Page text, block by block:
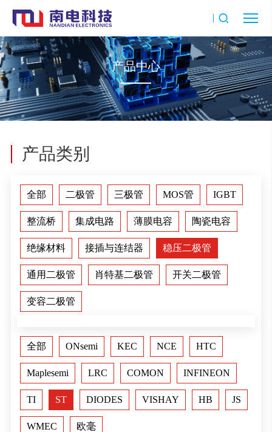
产品中心
产品类别
全部 二极管 三极管 MOS管 IGBT
整流桥 集成电路 薄膜电容 陶瓷电容
绝缘材料 接插与连结器 稳压二极管
通用二极管 肖特基二极管 开关二极管
变容二极管
全部 ONsemi KEC NCE HTC
Maplesemi LRC COMON INFINEON
TI ST DIODES VISHAY HB JS
WMEC 欧毫